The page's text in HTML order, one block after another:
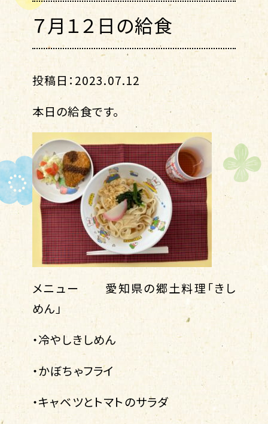
７月１２日の給食
投稿日：2023.07.12
本日の給食です。
メニュー 愛知県の郷土料理「きし
めん」
・冷やしきしめん
・かぼちゃフライ
・キャベツとトマトのサラダ